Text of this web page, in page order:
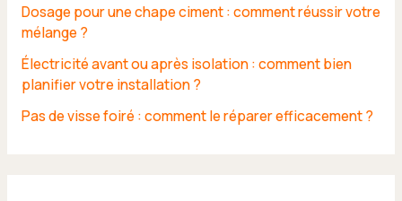
Dosage pour une chape ciment : comment réussir votre
mélange ?
Électricité avant ou après isolation : comment bien
planifier votre installation ?
Pas de visse foiré : comment le réparer efficacement ?